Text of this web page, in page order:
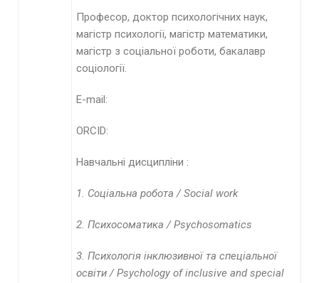
Професор, доктор психологічних наук,
магістр психології, магістр математики,
магістр з соціальної роботи, бакалавр
соціології.
E-mail:
ORCID:
Навчальні дисципліни :
1. Соціальна робота /Social work
2. Психосоматика /Psychosomatics
3. Психологія інклюзивної та спеціальної
освіти / Psychology of inclusive and special